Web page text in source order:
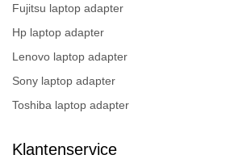
Fujitsu laptop adapter
Hp laptop adapter
Lenovo laptop adapter
Sony laptop adapter
Toshiba laptop adapter
Klantenservice